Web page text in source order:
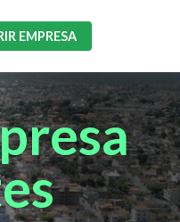
EMPRESA